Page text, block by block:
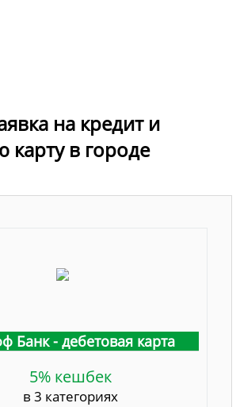
на кредит и
карту в городе
Банк - дебетовая карта
5% кешбек
в 3 категориях